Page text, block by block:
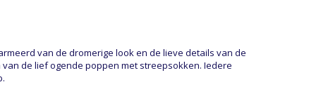
van de dromerige look en de lieve details van de
de lief ogende poppen met streepsokken. Iedere